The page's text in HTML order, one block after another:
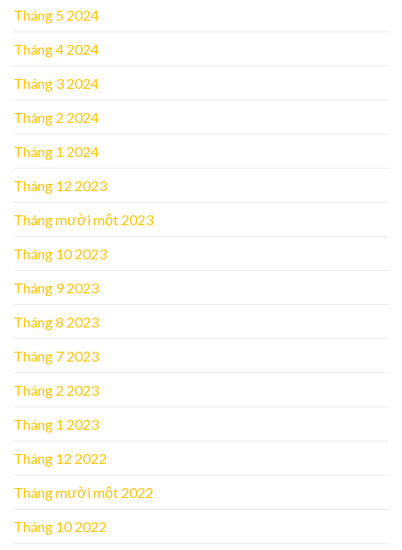
Tháng 5 2024
Tháng 4 2024
Tháng 3 2024
Tháng 2 2024
Tháng 1 2024
Tháng 12 2023
Tháng mười một 2023
Tháng 10 2023
Tháng 9 2023
Tháng 8 2023
Tháng 7 2023
Tháng 2 2023
Tháng 1 2023
Tháng 12 2022
Tháng mười một 2022
Tháng 10 2022